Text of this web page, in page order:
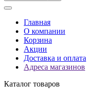
Главная
О компании
Корзина
Акции
Доставка и оплата
Адреса магазинов
Каталог товаров